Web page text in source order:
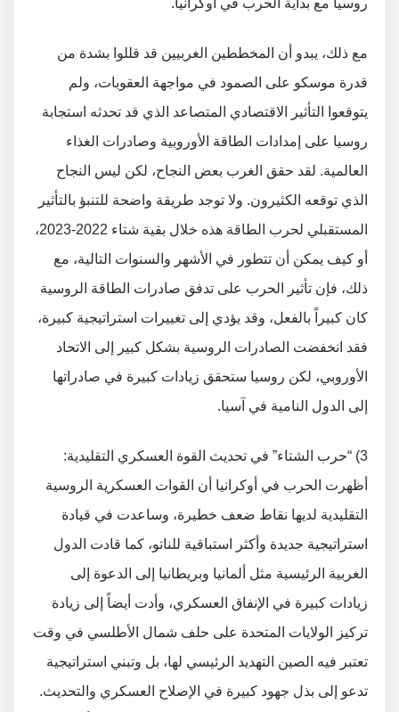
مع ذلك، يبدو أن المخططين الغربيين قد قللوا بشدة من
قدرة موسكو على الصمود في مواجهة العقوبات، ولم
يتوقعوا التأثير الاقتصادي المتصاعد الذي قد تحدثه استجابة
روسيا على إمدادات الطاقة الأوروبية وصادرات الغذاء
العالمية. لقد حقق الغرب بعض النجاح، لكن ليس النجاح
الذي توقعه الكثيرون. ولا توجد طريقة واضحة للتنبؤ بالتأثير
المستقبلي لحرب الطاقة هذه خلال بقية شتاء 2022-2023،
أو كيف يمكن أن تتطور في الأشهر والسنوات التالية، مع
ذلك، فإن تأثير الحرب على تدفق صادرات الطاقة الروسية
كان كبيراً بالفعل، وقد يؤدي إلى تغييرات استراتيجية كبيرة،
فقد انخفضت الصادرات الروسية بشكل كبير إلى الاتحاد
الأوروبي، لكن روسيا ستحقق زيادات كبيرة في صادراتها
إلى الدول النامية في آسيا.
3) “حرب الشتاء” في تحديث القوة العسكري التقليدية:
أظهرت الحرب في أوكرانيا أن القوات العسكرية الروسية
التقليدية لديها نقاط ضعف خطيرة، وساعدت في قيادة
استراتيجية جديدة وأكثر استباقية للناتو، كما قادت الدول
الغربية الرئيسية مثل ألمانيا وبريطانيا إلى الدعوة إلى
زيادات كبيرة في الإنفاق العسكري، وأدت أيضاً إلى زيادة
تركيز الولايات المتحدة على حلف شمال الأطلسي في وقت
تعتبر فيه الصين التهديد الرئيسي لها، بل وتبني استراتيجية
تدعو إلى بذل جهود كبيرة في الإصلاح العسكري والتحديث.